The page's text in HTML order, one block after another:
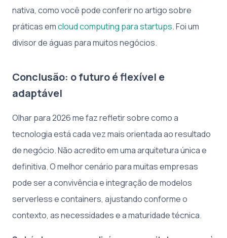
nativa, como você pode conferir no artigo sobre
práticas emcloud computing para startups. Foi um
divisor de águas para muitos negócios.
Conclusão: o futuro é flexível e
adaptável
Olhar para 2026 me faz refletir sobre como a
tecnologia está cada vez mais orientada ao resultado
de negócio. Não acredito em uma arquitetura única e
definitiva. O melhor cenário para muitas empresas
pode ser a convivência e integração de modelos
serverless e containers, ajustando conforme o
contexto, as necessidades e a maturidade técnica.